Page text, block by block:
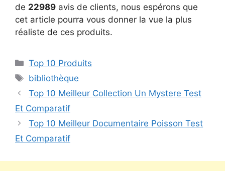
de 22989 avis de clients, nous espérons que
cet article pourra vous donner la vue la plus
réaliste de ces produits.
Top 10 Produits
bibliothèque
Top 10 Meilleur Collection Un Mystere Test
Et Comparatif
Top 10 Meilleur Documentaire Poisson Test
Et Comparatif